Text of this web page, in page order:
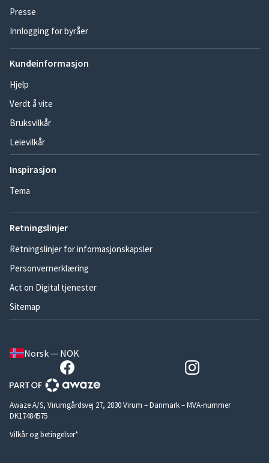
Presse
Innlogging for byråer
Kundeinformasjon
Hjelp
Verdt å vite
Bruksvilkår
Leievilkår
Inspirasjon
Tema
Retningslinjer
Retningslinjer for informasjonskapsler
Personvernerklæring
Act on Digital tjenester
Sitemap
Norsk — NOK
Awaze A/S, Virumgårdsvej 27, 2830 Virum – Danmark – MVA-nummer
DK17484575
Vilkår og betingelser*